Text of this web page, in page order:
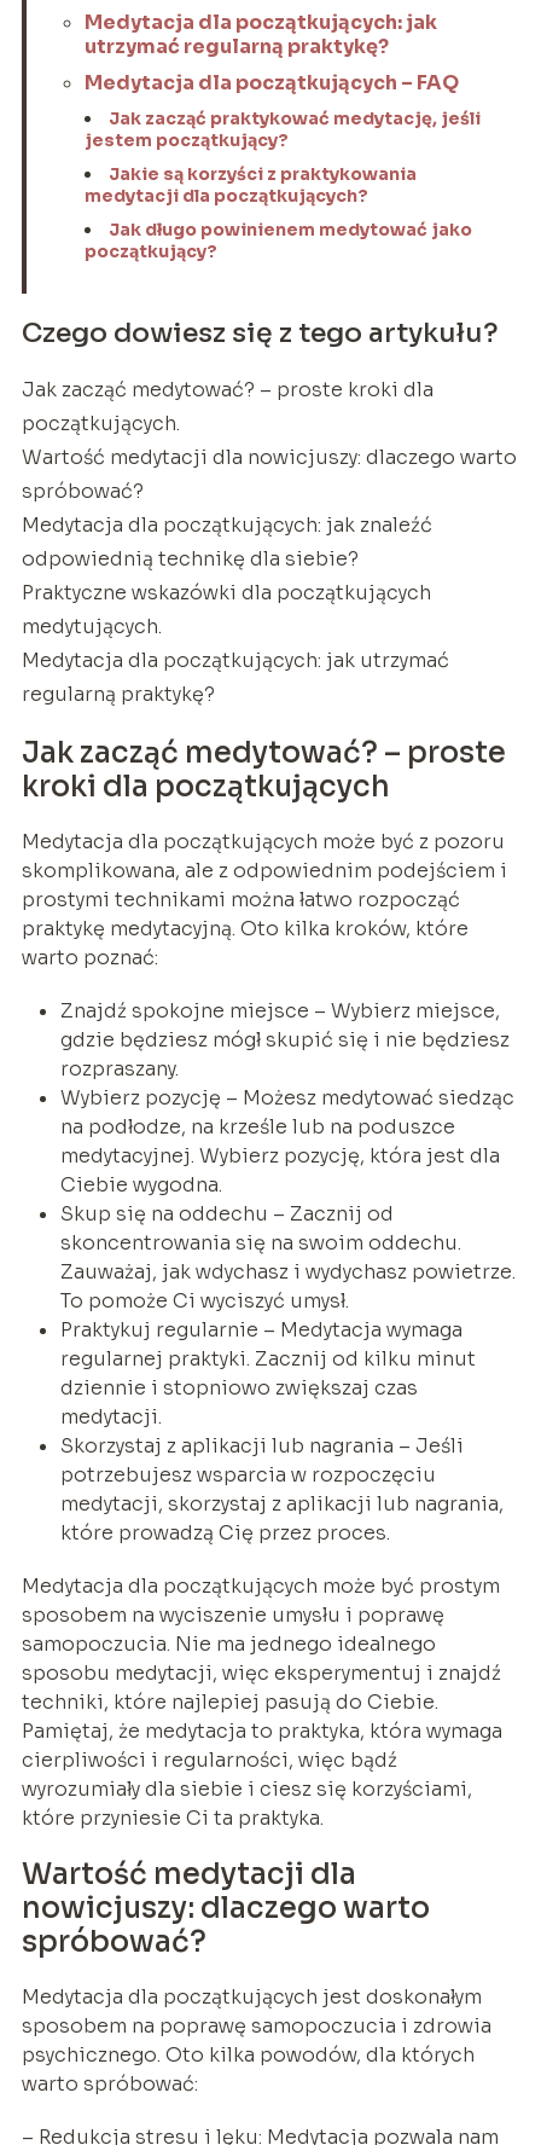
Medytacja dla początkujących: jak
utrzymać regularną praktykę?
Medytacja dla początkujących – FAQ
Jak zacząć praktykować medytację, jeśli
jestem początkujący?
Jakie są korzyści z praktykowania
medytacji dla początkujących?
Jak długo powinienem medytować jako
początkujący?
Czego dowiesz się z tego artykułu?
Jak zacząć medytować? – proste kroki dla
początkujących.
Wartość medytacji dla nowicjuszy: dlaczego warto
spróbować?
Medytacja dla początkujących: jak znaleźć
odpowiednią technikę dla siebie?
Praktyczne wskazówki dla początkujących
medytujących.
Medytacja dla początkujących: jak utrzymać
regularną praktykę?
Jak zacząć medytować? – proste
kroki dla początkujących
Medytacja dla początkujących może być z pozoru
skomplikowana, ale z odpowiednim podejściem i
prostymi technikami można łatwo rozpocząć
praktykę medytacyjną. Oto kilka kroków, które
warto poznać:
Znajdź spokojne miejsce – Wybierz miejsce,
gdzie będziesz mógł skupić się i nie będziesz
rozpraszany.
Wybierz pozycję – Możesz medytować siedząc
na podłodze, na krześle lub na poduszce
medytacyjnej. Wybierz pozycję, która jest dla
Ciebie wygodna.
Skup się na oddechu – Zacznij od
skoncentrowania się na swoim oddechu.
Zauważaj, jak wdychasz i wydychasz powietrze.
To pomoże Ci wyciszyć umysł.
Praktykuj regularnie – Medytacja wymaga
regularnej praktyki. Zacznij od kilku minut
dziennie i stopniowo zwiększaj czas
medytacji.
Skorzystaj z aplikacji lub nagrania – Jeśli
potrzebujesz wsparcia w rozpoczęciu
medytacji, skorzystaj z aplikacji lub nagrania,
które prowadzą Cię przez proces.
Medytacja dla początkujących może być prostym
sposobem na wyciszenie umysłu i poprawę
samopoczucia. Nie ma jednego idealnego
sposobu medytacji, więc eksperymentuj i znajdź
techniki, które najlepiej pasują do Ciebie.
Pamiętaj, że medytacja to praktyka, która wymaga
cierpliwości i regularności, więc bądź
wyrozumiały dla siebie i ciesz się korzyściami,
które przyniesie Ci ta praktyka.
Wartość medytacji dla
nowicjuszy: dlaczego warto
spróbować?
Medytacja dla początkujących jest doskonałym
sposobem na poprawę samopoczucia i zdrowia
psychicznego. Oto kilka powodów, dla których
warto spróbować:
– Redukcja stresu i lęku: Medytacja pozwala nam